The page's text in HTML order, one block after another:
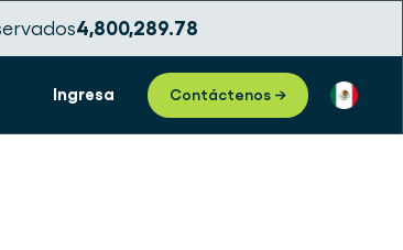
4,800,289.80
Ingresa Contáctenos →